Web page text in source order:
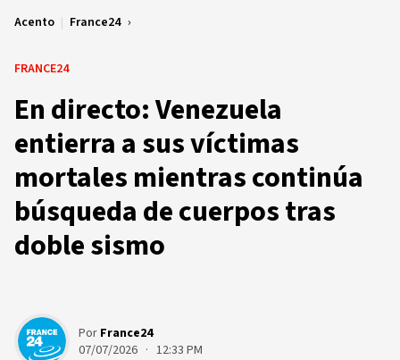
Acento | France24
FRANCE24
En directo: Venezuela
entierra a sus víctimas
mortales mientras continúa
búsqueda de cuerpos tras
doble sismo
Por France24
07/07/2026 · 12:33 PM